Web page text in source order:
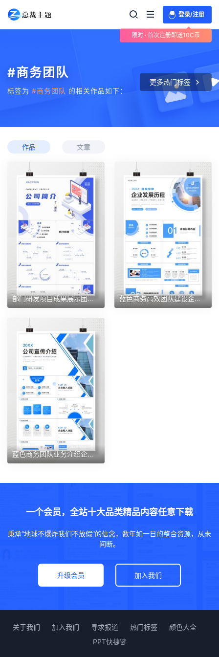
登录/注册
限时 · 首次注册即送10C币
#商务团队
标签为 #商务团队 的相关作品如下：
更多热门标签
作品 文章
部门研发项目成果展示团队成员介绍公司发展情况简介PPT模板 蓝色商务高效团队建设企业文化培训PPT模板
蓝色商务团队业务介绍企业文化宣传PPT模板
一个会员，全站十大品类精品内容任意下载
秉承“地球不爆炸我们不放假”的信念，数年如一日的整合资源，从未
间断。
升级会员 加入我们
关于我们 加入我们 寻求报道 热门标签
颜色大全
PPT快捷键